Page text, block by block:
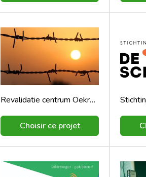
Revalidatie centrum Oekraïne
Choisir ce projet